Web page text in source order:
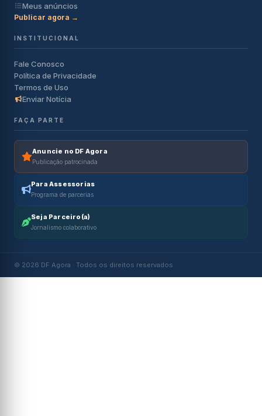
Meus anúncios
Publicar agora →
INSTITUCIONAL
Fale Conosco
Política de Privacidade
Termos de Uso
Enviar Notícia
FAÇA PARTE
Anuncie no DF Agora
Publicação patrocinada
Para Assessorias
Programa de parcerias
Seja Parceiro(a)
Jornalismo colaborativo
© 2026 DF Agora · Todos os direitos reservados